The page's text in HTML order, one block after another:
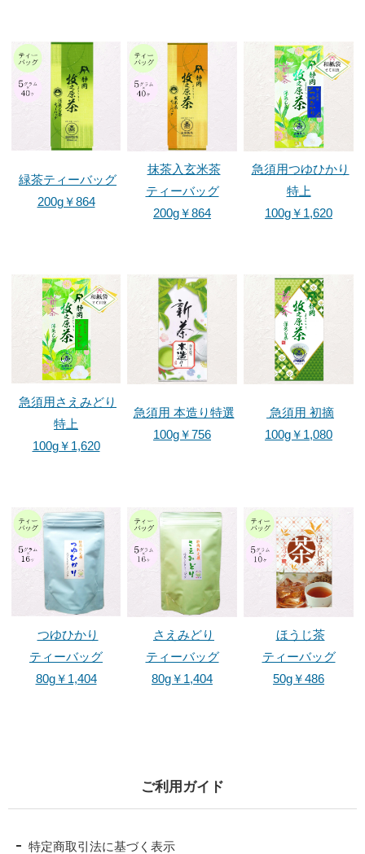
ポイントサービスについて
会社案内
会社案内
食品安全方針
お茶ができるまで
お茶畑の1年
取材＆各種メディア掲載
お客様へ
法人のお客様へ
よくある質問
サイトマップ
ご利用ガイド
特定商取引法に基づく表示
緑茶ティーバッグ
200g￥864
抹茶入玄米茶
ティーバッグ
200g￥864
急須用つゆひかり
特上
100g￥1,620
急須用さえみどり
特上
100g￥1,620
急須用 本造り特選
100g￥756
急須用 初摘
100g￥1,080
つゆひかり
ティーバッグ
80g￥1,404
さえみどり
ティーバッグ
80g￥1,404
ほうじ茶
ティーバッグ
50g￥486